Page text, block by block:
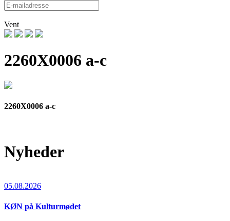
Vent
2260X0006 a-c
2260X0006 a-c
Nyheder
05.08.2026
KØN på Kulturmødet